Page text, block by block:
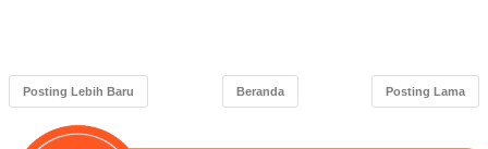
Posting Lebih Baru Posting Lama
Beranda